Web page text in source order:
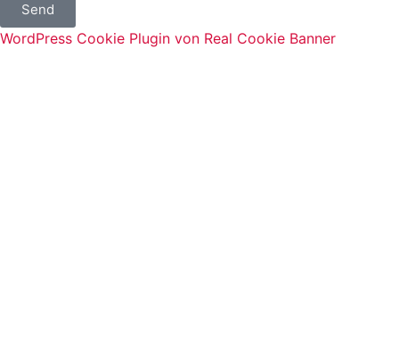
Send
WordPress Cookie Plugin von Real Cookie Banner